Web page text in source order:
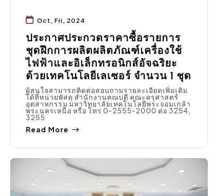
Oct, Fri, 2024
ประกาศประกวดราคาซื้อรายการ
ชุดฝึกการผลิตผลิตภัณฑ์เครื่องใช้
ไฟฟ้าและอิเล็กทรอนิกส์อัจฉริยะ
ด้วยเทคโนโลยีเลเซอร์ จำนวน 1 ชุด
ผู้สนใจสามารถติดต่อสอบถามรายละเอียดเพิ่มเติม
ได้ที่หน่วยพัสดุ สำนักงานคณบดี คณะครุศาสตร์
อุตสาหกรรม มหาวิทยาลัยเทคโนโลยีพระจอมเกล้า
พระนครเหนือ หรือ โทร 0-2555-2000 ต่อ 3254,
3255
Read More